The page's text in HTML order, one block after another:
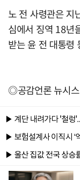
노 전 사령관은 지
심에서 징역 18년
받는 윤 전 대통령
◎공감언론 뉴시스